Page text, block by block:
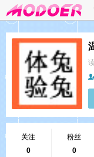
关注
0
粉丝
0